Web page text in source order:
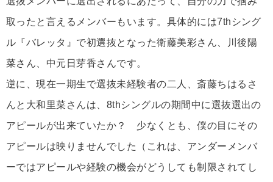
取ったと言えるメンバーもいます。具体的には7thシング
ル『バレッタ』で初選抜となった衛藤美彩さん、川後陽
菜さん、中元日芽香さんです。
逆に、現在一期生で選抜未経験者の二人、斎藤ちはるさ
んと大和里菜さんは、8thシングルの期間中に選抜選出の
アピールが出来ていたか？ 少なくとも、僕の目にその
アピールは映りませんでした（これは、アンダーメンバ
ーではアピールや経験の機会がどうしても制限されてし